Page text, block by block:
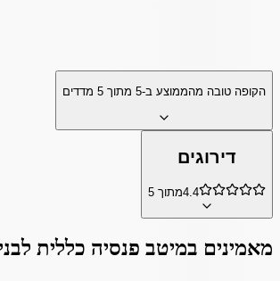
הקופה טובה מהממוצע ב-5 מתוך 5 מדדים
דירוגים
4.4מתוך 5
מאמינים במיטב פנסיה כללית לבני 60